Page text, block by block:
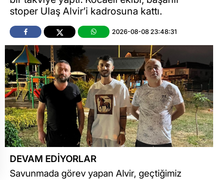
stoper Ulaş Alvir’i kadrosuna kattı.
2026-08-08 23:48:31
DEVAM EDİYORLAR
Savunmada görev yapan Alvir, geçtiğimiz